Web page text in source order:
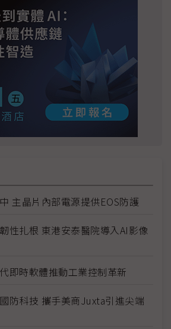
主晶片內部電源提供EOS防護
性扎根 東港安泰醫院導入AI影像
即時軟體推動工業控制革新
防科技 攜手美商Juxta引進尖端